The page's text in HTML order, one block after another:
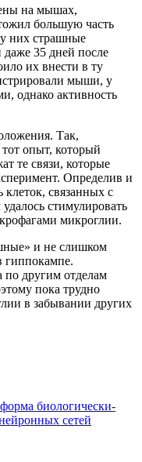
на мышах,
большую часть
них страшные
35 дней после
их внести в ту
мыши, у
однако активность
Так,
опыт, который
те связи, которые
Определив и
клеток, связанных с
стимулировать
микроглии.
и не слишком
гиппокампе.
по другим отделам
пока трудно
в забывании других
биологически-
сетей